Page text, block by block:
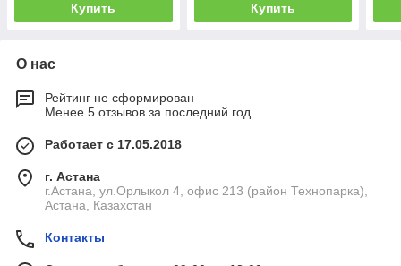
Купить Купить
О нас
Рейтинг не сформирован
Менее 5 отзывов за последний год
Работает с 17.05.2018
г. Астана
г.Астана, ул.Орлыкол 4, офис 213 (район Технопарка),
Астана, Казахстан
Контакты